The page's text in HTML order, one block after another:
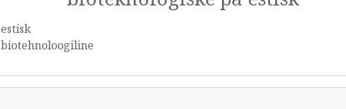
estisk
biotehnoloogiline